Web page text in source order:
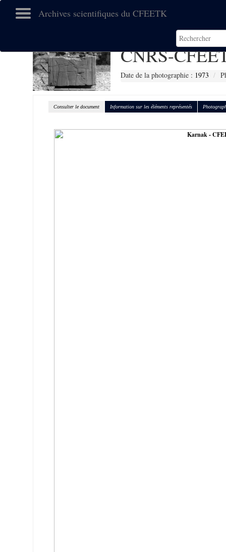
Archives scientifiques du CFEETK
CNRS-
Date de la photographie : 1973
Consulter le document Information sur les éléments représentés